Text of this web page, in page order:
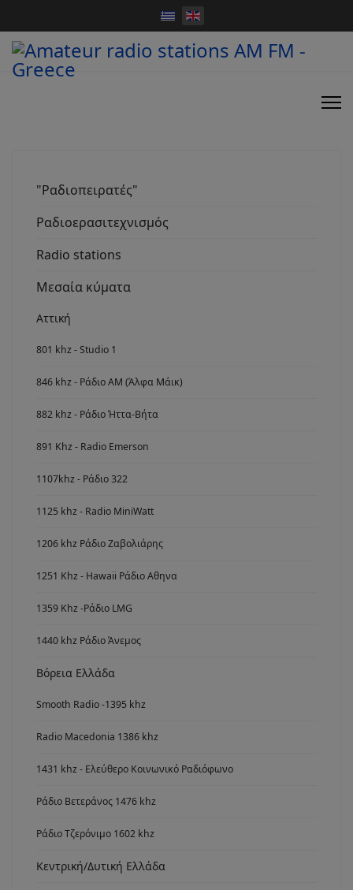
"Ραδιοπειρατές"
Ραδιοερασιτεχνισμός
Radio stations
Μεσαία κύματα
Αττική
801 khz - Studio 1
846 khz - Ράδιο ΑΜ (Άλφα Μάικ)
882 khz - Ράδιο Ήττα-Βήτα
891 Khz - Radio Emerson
1107khz - Ράδιο 322
1125 khz - Radio MiniWatt
1206 khz Ράδιο Ζαβολιάρης
1251 Khz - Hawaii Ράδιο Αθηνα
1359 Khz -Ράδιο LMG
1440 khz Ράδιο Άνεμος
Βόρεια Ελλάδα
Smooth Radio -1395 khz
Radio Macedonia 1386 khz
1431 khz - Ελεύθερο Κοινωνικό Ραδιόφωνο
Ράδιο Βετεράνος 1476 khz
Ράδιο Τζερόνιμο 1602 khz
Κεντρική/Δυτική Ελλάδα